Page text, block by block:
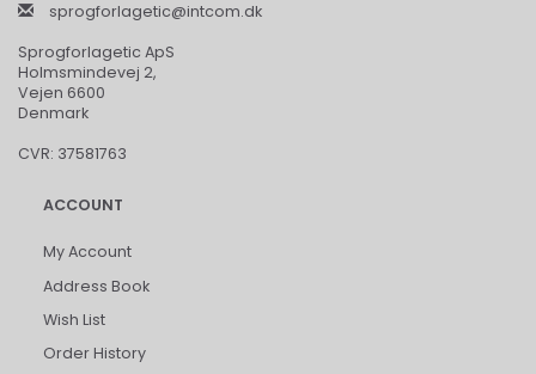
sprogforlagetic@intcom.dk
Sprogforlagetic ApS
Holmsmindevej 2,
Vejen 6600
Denmark
CVR: 37581763
ACCOUNT
My Account
Address Book
Wish List
Order History